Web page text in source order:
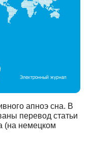
апноэ сна. В
перевод статьи
(на немецком